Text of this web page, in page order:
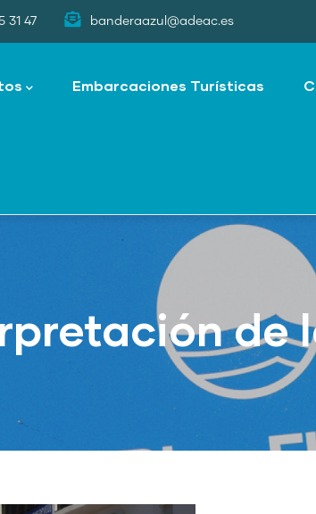
31 47 banderaazul@adeac.es
Embarcaciones Turísticas
de